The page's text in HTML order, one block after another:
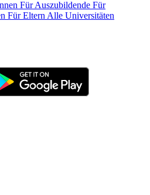
Für Auszubildende Für
Für Eltern Alle Universitäten